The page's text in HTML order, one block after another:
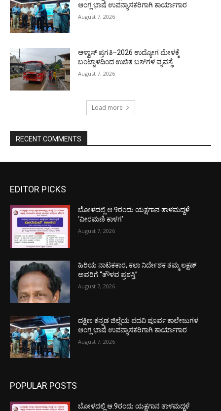
ಆಂಗ್ಲ ಭಾಷೆ ಉಪನ್ಯಾಸಕರಿಗಾಗಿ ಕಾರ್ಯಾಗಾರ
August 7, 2026
ಆಳ್ವಾಸ್ ಪ್ರಗತಿ–2026 ಉದ್ಯೋಗ ಮೇಳಕ್ಕೆ
ಬಂಟ್ವಾಳದಿಂದ ಉಚಿತ ಬಸ್‌ಗಳ ವ್ಯವಸ್ಥೆ
August 7, 2026
Load more
RECENT COMMENTS
EDITOR PICKS
ಬೋಳದಲ್ಲಿ ಆ.9ರಂದು ಯಕ್ಷಗಾನ ತಾಳಮದ್ದಳೆ
‘ವೀರಮಣಿ ಕಾಳಗ’
August 7, 2026
ಹಿರಿಯ ನಾಟಕಕಾರ, ಕಲಾ ನಿರ್ದೇಶಕ ತಮ್ಮ ಲಕ್ಷಣ್
ಅವರಿಗೆ “ತೌಳವ ಪ್ರಶಸ್ತಿ”
August 7, 2026
ದಕ್ಷಿಣ ಕನ್ನಡ ಜಿಲ್ಲೆಯ ಪದವಿ ಪೂರ್ವ ಕಾಲೇಜುಗಳ
ಆಂಗ್ಲ ಭಾಷೆ ಉಪನ್ಯಾಸಕರಿಗಾಗಿ ಕಾರ್ಯಾಗಾರ
August 7, 2026
POPULAR POSTS
ಬೋಳದಲ್ಲಿ ಆ.9ರಂದು ಯಕ್ಷಗಾನ ತಾಳಮದ್ದಳೆ